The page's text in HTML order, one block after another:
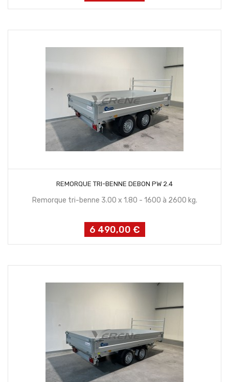
REMORQUE TRI-BENNE DEBON PW 2.4
Remorque tri-benne 3.00 x 1.80 - 1600 à 2600 kg.
Prix
6 490,00 €